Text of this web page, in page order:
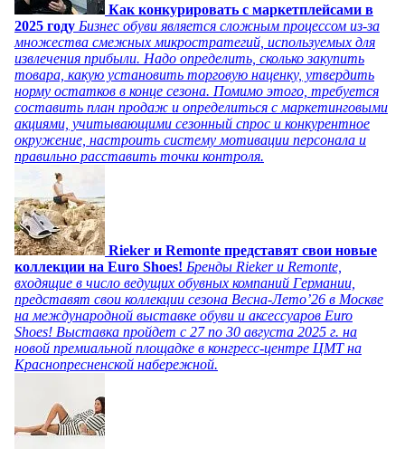
Как конкурировать с маркетплейсами в
2025 году Бизнес обуви является сложным процессом из-за
множества смежных микростратегий, используемых для
извлечения прибыли. Надо определить, сколько закупить
товара, какую установить торговую наценку, утвердить
норму остатков в конце сезона. Помимо этого, требуется
составить план продаж и определиться с маркетинговыми
акциями, учитывающими сезонный спрос и конкурентное
окружение, настроить систему мотивации персонала и
правильно расставить точки контроля.
Rieker и Remonte представят свои новые
коллекции на Euro Shoes! Бренды Rieker и Remonte,
входящие в число ведущих обувных компаний Германии,
представят свои коллекции сезона Весна-Лето’26 в Москве
на международной выставке обуви и аксессуаров Euro
Shoes! Выставка пройдет c 27 по 30 августа 2025 г. на
новой премиальной площадке в конгресс-центре ЦМТ на
Краснопресненской набережной.